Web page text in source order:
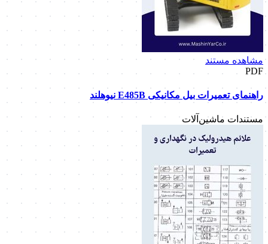
مشاهده مستند
PDF
راهنمای تعمیرات بیل مکانیکی E485B نیوهلند
مستندات ماشین‌آلات